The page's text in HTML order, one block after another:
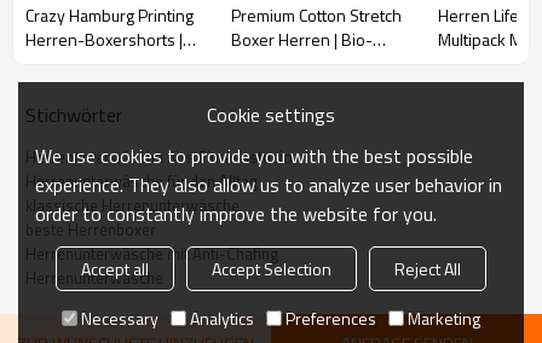
Beschreibung
Der Damen-Sport-BH besticht durch seine zeitlose Racerback-
Silhouette und passt perfekt zu jedem Style. Das atmungsaktive,
ultraleichte Material sorgt für maximalen Tragekomfort – egal ob beim
Training oder im Alltag. Dank seines innovativen Designs definiert
dieser Sport-BH Komfort neu und ermöglicht Ihnen den ganzen Tag
lang Bewegungsfreiheit und Selbstvertrauen.
Crazy Hamburg Printing
Herren-Boxershorts |
Unterwäsche |
Individuelle Boxershorts
Premium Cotton Stretch
Boxer Herren | Bio-
Herrenunterwäsche
Herren
Multipack
elegantem
Stichwörter
Herrenunterwäsche fürs Fitnessstudio
Herrenunterwäsche für den Alltag
klassische Herrenunterwäsche
beste Herrenboxer
Herrenunterwäsche mit Anti-Chafing
Herrenunterwäsche
Cookie settings
We use cookies to provide you with the best possible
experience. They also allow us to analyze user behavior in
order to constantly improve the website for you.
Accept all Accept Selection
Reject All
Necessary
Analytics Preferences Marketing